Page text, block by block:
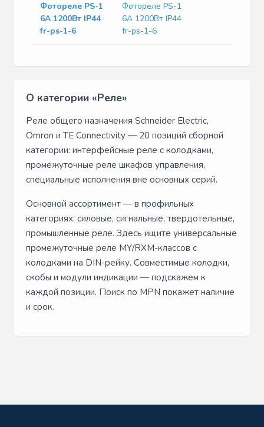
Фотореле PS-1
6А 1200Вт IP44
fr-ps-1-6
Фотореле PS-1
6А 1200Вт IP44
fr-ps-1-6
О категории «Реле»
Реле общего назначения Schneider Electric,
Omron и TE Connectivity — 20 позиций сборной
категории: интерфейсные реле с колодками,
промежуточные реле шкафов управления,
специальные исполнения вне основных серий.
Основной ассортимент — в профильных
категориях: силовые, сигнальные, твердотельные,
промышленные реле. Здесь ищите универсальные
промежуточные реле MY/RXM-классов с
колодками на DIN-рейку. Совместимые колодки,
скобы и модули индикации — подскажем к
каждой позиции. Поиск по MPN покажет наличие
и срок.